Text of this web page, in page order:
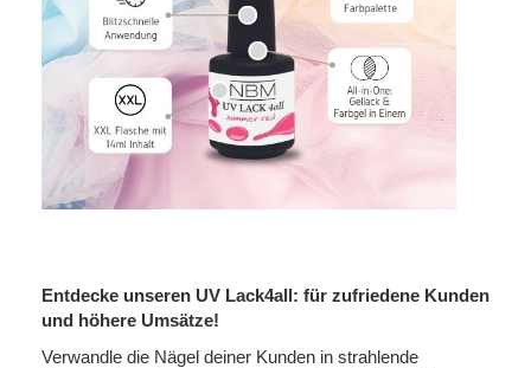
Entdecke unseren UV Lack4all: für zufriedene Kunden
und höhere Umsätze!
Verwandle die Nägel deiner Kunden in strahlende